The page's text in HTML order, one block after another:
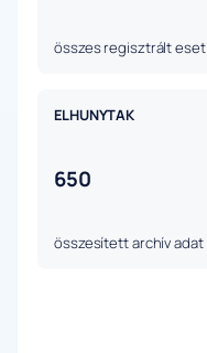
összes regisztrált eset
ELHUNYTAK
650
összesített archív adat